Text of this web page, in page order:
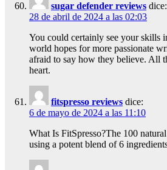
sugar defender reviews dice:
28 de abril de 2024 a las 02:03
You could certainly see your skills
world hopes for more passionate
afraid to say how they believe. All
heart.
fitspresso reviews dice:
6 de mayo de 2024 a las 11:10
What Is FitSpresso?The 100
using a potent blend of 6